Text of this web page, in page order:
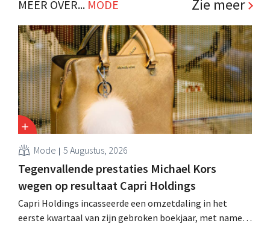
MEER OVER... MODE Zie meer
Mode 5 Augustus, 2026
Tegenvallende prestaties Michael Kors
wegen op resultaat Capri Holdings
Capri Holdings incasseerde een omzetdaling in het
eerste kwartaal van zijn gebroken boekjaar, met name